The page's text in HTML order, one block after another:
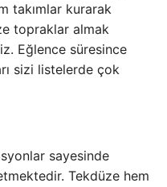
takımlar kurarak
topraklar almak
Eğlence süresince
sizi listelerde çok
sayesinde
Tekdüze hem